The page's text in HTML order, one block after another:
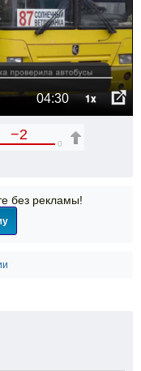
04:30 1x
−2
0
без рекламы!